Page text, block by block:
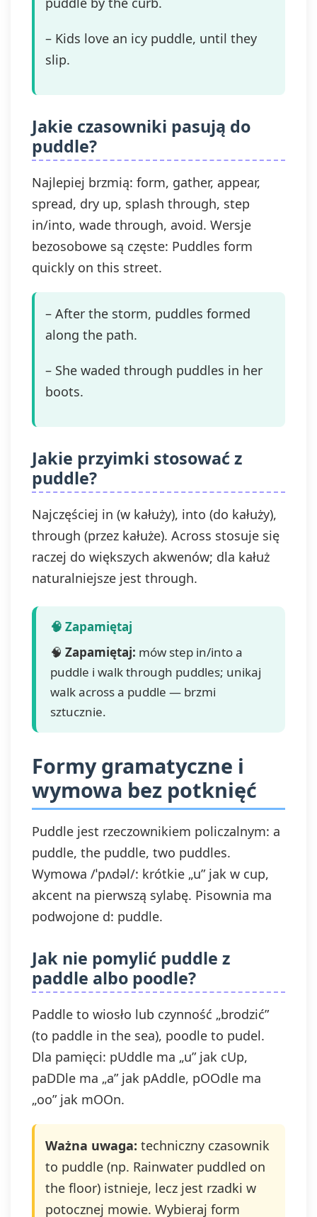
– Kids love an icy puddle, until they
slip.
Jakie czasowniki pasują do
puddle?
Najlepiej brzmią: form, gather, appear,
spread, dry up, splash through, step
in/into, wade through, avoid. Wersje
bezosobowe są częste: Puddles form
quickly on this street.
– After the storm, puddles formed
along the path.
– She waded through puddles in her
boots.
Jakie przyimki stosować z
puddle?
Najczęściej in (w kałuży), into (do kałuży),
through (przez kałuże). Across stosuje się
raczej do większych akwenów; dla kałuż
naturalniejsze jest through.
🧠 Zapamiętaj: mów step in/into a
puddle i walk through puddles; unikaj
walk across a puddle — brzmi
sztucznie.
Formy gramatyczne i
wymowa bez potknięć
Puddle jest rzeczownikiem policzalnym: a
puddle, the puddle, two puddles.
Wymowa /ˈpʌdəl/: krótkie „u” jak w cup,
akcent na pierwszą sylabę. Pisownia ma
podwojone d: puddle.
Jak nie pomylić puddle z
paddle albo poodle?
Paddle to wiosło lub czynność „brodzić”
(to paddle in the sea), poodle to pudel.
Dla pamięci: pUddle ma „u” jak cUp,
paDDle ma „a” jak pAddle, pOOdle ma
„oo” jak mOOn.
Ważna uwaga: techniczny czasownik
to puddle (np. Rainwater puddled on
the floor) istnieje, lecz jest rzadki w
potocznej mowie. Wybieraj form